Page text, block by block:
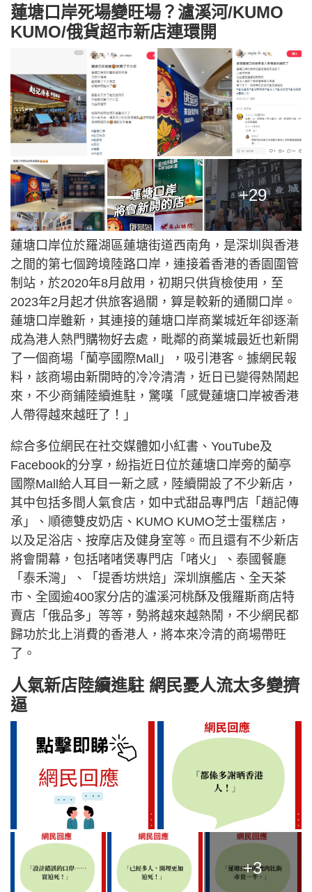
蓮塘口岸死場變旺場？瀘溪河/KUMO
KUMO/俄貨超市新店連環開
+29
蓮塘口岸位於羅湖區蓮塘街道西南角，是深圳與香港
之間的第七個跨境陸路口岸，連接着香港的香園圍管
制站，於2020年8月啟用，初期只供貨檢使用，至
2023年2月起才供旅客過關，算是較新的通關口岸。
蓮塘口岸雖新，其連接的蓮塘口岸商業城近年卻逐漸
成為港人熱門購物好去處，毗鄰的商業城最近也新開
了一個商場「蘭亭國際Mall」，吸引港客。據網民報
料，該商場由新開時的冷冷清清，近日已變得熱鬧起
來，不少商鋪陸續進駐，驚嘆「感覺蓮塘口岸被香港
人帶得越來越旺了！」
綜合多位網民在社交媒體如小紅書、YouTube及
Facebook的分享，紛指近日位於蓮塘口岸旁的蘭亭
國際Mall給人耳目一新之感，陸續開設了不少新店，
其中包括多間人氣食店，如中式甜品專門店「趙記傳
承」、順德雙皮奶店、KUMO KUMO芝士蛋糕店，
以及足浴店、按摩店及健身室等。而且還有不少新店
將會開幕，包括啫啫煲專門店「啫火」、泰國餐廳
「泰禾灣」、「提香坊烘焙」深圳旗艦店、全天茶
市、全國逾400家分店的瀘溪河桃酥及俄羅斯商店特
賣店「俄品多」等等，勢將越來越熱鬧，不少網民都
歸功於北上消費的香港人，將本來冷清的商場帶旺
了。
人氣新店陸續進駐 網民憂人流太多變擠
逼
+3